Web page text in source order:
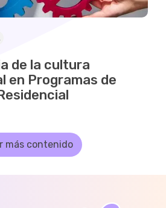
de la cultura
en Programas de
más contenido